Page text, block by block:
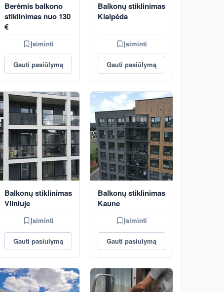
Berėmis balkono
stiklinimas nuo 130
€
Įsiminti
Gauti pasiūlymą
Balkonų stiklinimas
Klaipėda
Įsiminti
Gauti pasiūlymą
Balkonų stiklinimas
Vilniuje
Įsiminti
Gauti pasiūlymą
Balkonų stiklinimas
Kaune
Įsiminti
Gauti pasiūlymą